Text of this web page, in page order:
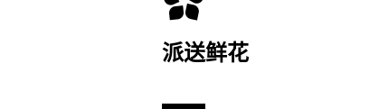
派送鲜花